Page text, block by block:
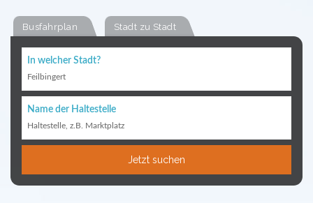
Busfahrplan Stadt zu Stadt
In welcher Stadt?
Feilbingert
Name der Haltestelle
Haltestelle, z.B. Marktplatz
Jetzt suchen